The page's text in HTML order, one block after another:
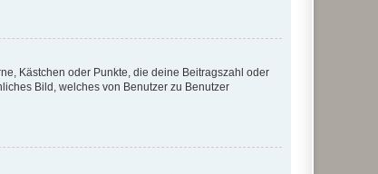
Kästchen oder Punkte, die deine Beitragszahl oder
Bild, welches von Benutzer zu Benutzer